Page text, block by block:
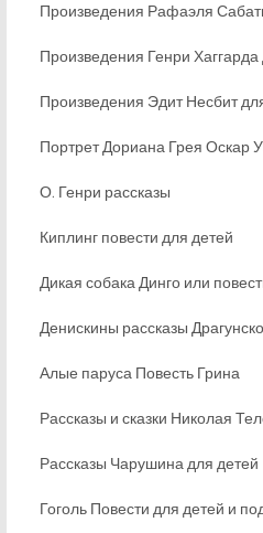
Произведения Рафаэля
Произведения Генри Хаггарда
Произведения Эдит Несбит
Портрет Дориана Грея Оскар
О. Генри рассказы
Киплинг повести для детей
Дикая собака Динго или
Денискины рассказы
Алые паруса Повесть Грина
Рассказы и сказки Николая
Рассказы Чарушина для детей
Гоголь Повести для детей и